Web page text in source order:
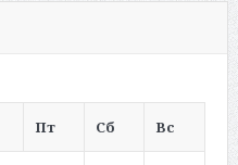
Пт Сб Вс